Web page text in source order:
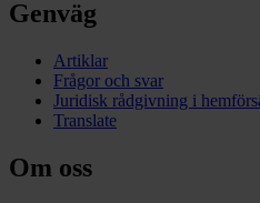
Genväg
Artiklar
Frågor och svar
Juridisk rådgivning i
Translate
Om oss